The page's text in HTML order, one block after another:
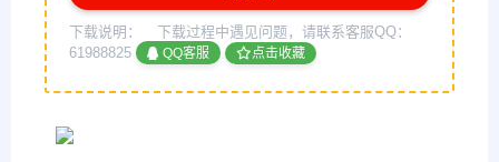
下载说明：
下载过程中遇见问题，请联系客服QQ：
61988825
QQ客服 点击收藏